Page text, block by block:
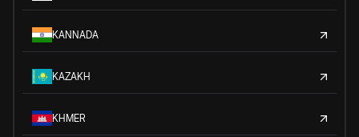
KANNADA
KAZAKH
KHMER